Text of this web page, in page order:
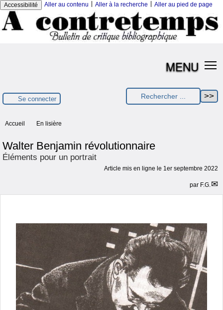
Accessibilité Aller au contenu Aller à la recherche Aller au pied de page
MENU
Se connecter
Accueil En lisière
Walter Benjamin révolutionnaire
Éléments pour un portrait
Article mis en ligne le 1er septembre 2022
par F.G.